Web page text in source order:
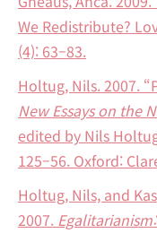
We Redistribute?
(4): 63–83.
Holtug, Nils. 2007.
New Essays on the
edited by Nils
125–56. Oxford:
Holtug, Nils, and
2007.